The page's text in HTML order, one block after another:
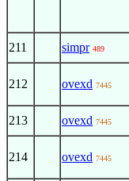
211 simpr 489
212 ovexd 7445
213 ovexd 7445
214 ovexd 7445